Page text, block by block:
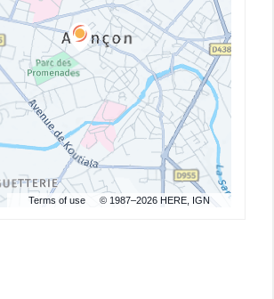
Terms of use © 1987–2026 HERE, IGN